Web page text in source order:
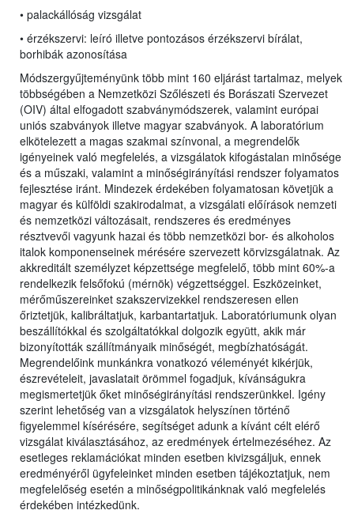
• palackállóság vizsgálat
• érzékszervi: leíró illetve pontozásos érzékszervi bírálat,
borhibák azonosítása
Módszergyűjteményünk több mint 160 eljárást tartalmaz, melyek
többségében a Nemzetközi Szőlészeti és Borászati Szervezet
(OIV) által elfogadott szabványmódszerek, valamint európai
uniós szabványok illetve magyar szabványok. A laboratórium
elkötelezett a magas szakmai színvonal, a megrendelők
igényeinek való megfelelés, a vizsgálatok kifogástalan minősége
és a műszaki, valamint a minőségirányítási rendszer folyamatos
fejlesztése iránt. Mindezek érdekében folyamatosan követjük a
magyar és külföldi szakirodalmat, a vizsgálati előírások nemzeti
és nemzetközi változásait, rendszeres és eredményes
résztvevői vagyunk hazai és több nemzetközi bor- és alkoholos
italok komponenseinek mérésére szervezett körvizsgálatnak. Az
akkreditált személyzet képzettsége megfelelő, több mint 60%-a
rendelkezik felsőfokú (mérnök) végzettséggel. Eszközeinket,
mérőműszereinket szakszervizekkel rendszeresen ellen
őriztetjük, kalibráltatjuk, karbantartatjuk. Laboratóriumunk olyan
beszállítókkal és szolgáltatókkal dolgozik együtt, akik már
bizonyították szállítmányaik minőségét, megbízhatóságát.
Megrendelőink munkánkra vonatkozó véleményét kikérjük,
észrevételeit, javaslatait örömmel fogadjuk, kívánságukra
megismertetjük őket minőségirányítási rendszerünkkel. Igény
szerint lehetőség van a vizsgálatok helyszínen történő
figyelemmel kísérésére, segítséget adunk a kívánt célt elérő
vizsgálat kiválasztásához, az eredmények értelmezéséhez. Az
esetleges reklamációkat minden esetben kivizsgáljuk, ennek
eredményéről ügyfeleinket minden esetben tájékoztatjuk, nem
megfelelőség esetén a minőségpolitikánknak való megfelelés
érdekében intézkedünk.